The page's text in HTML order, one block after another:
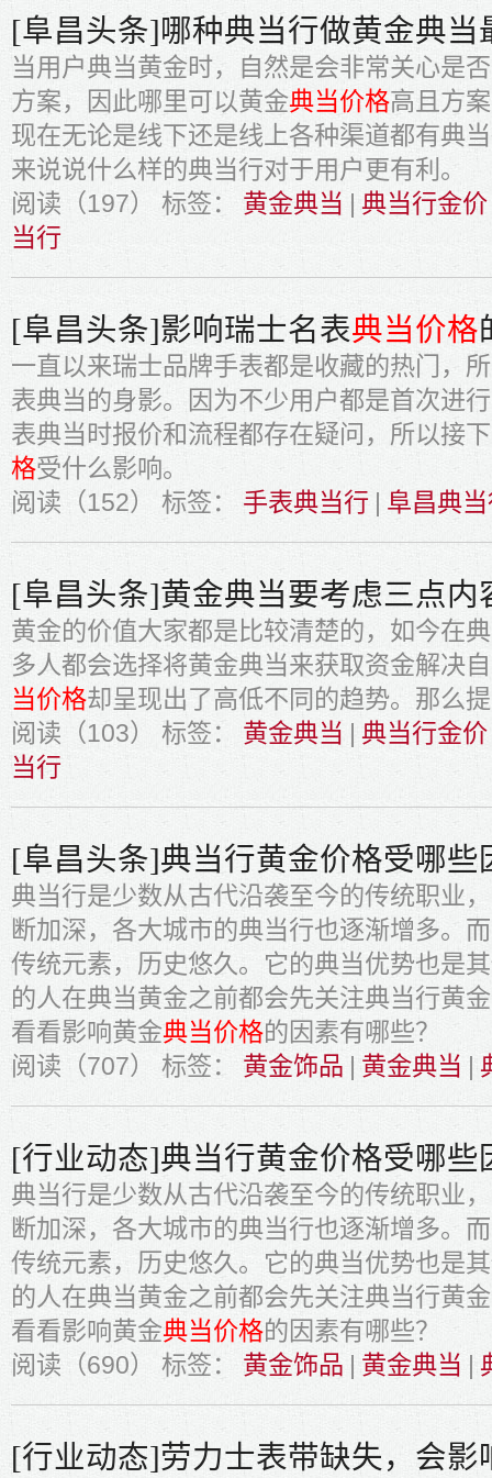
[阜昌头条]哪种典当行做黄金典当
当用户典当黄金时，自然是会非常关心是
方案，因此哪里可以黄金典当价格高且方
现在无论是线下还是线上各种渠道都有典
来说说什么样的典当行对于用户更有利。
阅读（197） 标签： 黄金典当 | 典当行金价
当行
[阜昌头条]影响瑞士名表典当价格
一直以来瑞士品牌手表都是收藏的热门，
表典当的身影。因为不少用户都是首次进
表典当时报价和流程都存在疑问，所以接
格受什么影响。
阅读（152） 标签： 手表典当行 | 阜昌典
[阜昌头条]黄金典当要考虑三点内
黄金的价值大家都是比较清楚的，如今在
多人都会选择将黄金典当来获取资金解决
当价格却呈现出了高低不同的趋势。那么
阅读（103） 标签： 黄金典当 | 典当行金价
当行
[阜昌头条]典当行黄金价格受哪些
典当行是少数从古代沿袭至今的传统职业
断加深，各大城市的典当行也逐渐增多。
传统元素，历史悠久。它的典当优势也是
的人在典当黄金之前都会先关注典当行黄
看看影响黄金典当价格的因素有哪些？
阅读（707） 标签： 黄金饰品 | 黄金典当 |
[行业动态]典当行黄金价格受哪些
典当行是少数从古代沿袭至今的传统职业
断加深，各大城市的典当行也逐渐增多。
传统元素，历史悠久。它的典当优势也是
的人在典当黄金之前都会先关注典当行黄
看看影响黄金典当价格的因素有哪些？
阅读（690） 标签： 黄金饰品 | 黄金典当 |
[行业动态]劳力士表带缺失，会影